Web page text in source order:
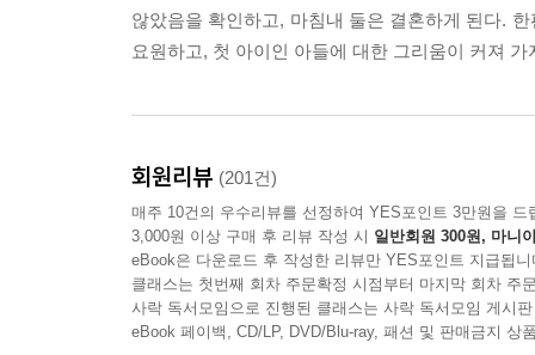
않았음을 확인하고, 마침내 둘은 결혼하게 된다.
요원하고, 첫 아이인 아들에 대한 그리움이 커져
회원리뷰 (201건)
매주 10건의 우수리뷰를 선정하여 YES포인트 3만원을 드
3,000원 이상 구매 후 리뷰 작성 시 일반회원 300원, 마니
eBook은 다운로드 후 작성한 리뷰만 YES포인트 지급됩니
클래스는 첫번째 회차 주문확정 시점부터 마지막 회차 주
사락 독서모임으로 진행된 클래스는 사락 독서모임 게시
eBook 페이백, CD/LP, DVD/Blu-ray, 패션 및 판매금지 상